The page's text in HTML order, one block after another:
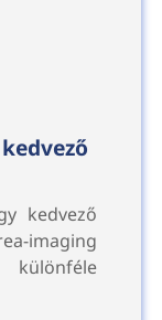
kedvező
imaging